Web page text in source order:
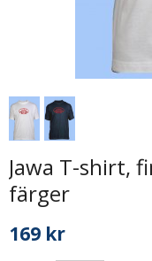
Jawa T-shirt,
färger
169 kr